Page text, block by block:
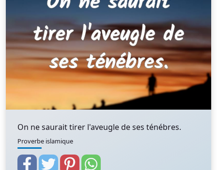
On ne saurait tirer l'aveugle de ses ténébres.
Proverbe islamique